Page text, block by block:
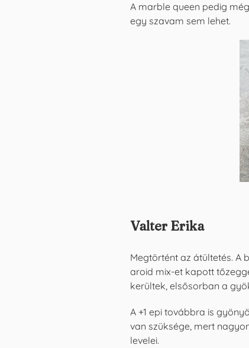
A marble queen pedig
egy szavam sem lehet.
Valter Erika
Megtörtént az átültetés.A
aroid mix-et kapott
kerültek, elsősorban a
A +1 epi továbbra is
van szüksége, mert
levelei.